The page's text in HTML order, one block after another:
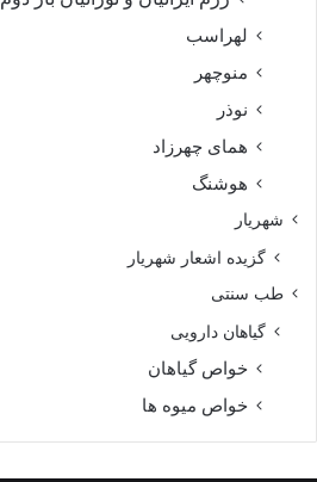
لهراسب
منوچهر
نوذر
هماى چهرزاد
هوشنگ
شهریار
گزیده اشعار شهریار
طب سنتی
گیاهان دارویی
خواص گیاهان
خواص میوه ها